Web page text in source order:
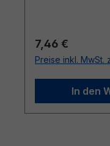
Regulärer Preis:
7,46 €
Preise inkl. MwSt.
In den